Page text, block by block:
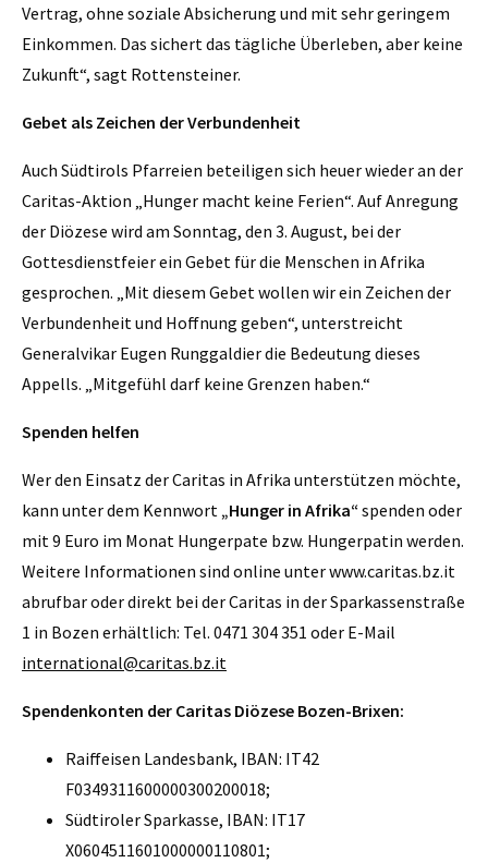
Vertrag, ohne soziale Absicherung und mit sehr geringem
Einkommen. Das sichert das tägliche Überleben, aber keine
Zukunft“, sagt Rottensteiner.
Gebet als Zeichen der Verbundenheit
Auch Südtirols Pfarreien beteiligen sich heuer wieder an der
Caritas-Aktion „Hunger macht keine Ferien“. Auf Anregung
der Diözese wird am Sonntag, den 3. August, bei der
Gottesdienstfeier ein Gebet für die Menschen in Afrika
gesprochen. „Mit diesem Gebet wollen wir ein Zeichen der
Verbundenheit und Hoffnung geben“, unterstreicht
Generalvikar Eugen Runggaldier die Bedeutung dieses
Appells. „Mitgefühl darf keine Grenzen haben.“
Spenden helfen
Wer den Einsatz der Caritas in Afrika unterstützen möchte,
kann unter dem Kennwort „Hunger in Afrika“spenden oder
mit 9 Euro im Monat Hungerpate bzw. Hungerpatin werden.
Weitere Informationen sind online unter www.caritas.bz.it
abrufbar oder direkt bei der Caritas in der Sparkassenstraße
1 in Bozen erhältlich: Tel. 0471 304 351 oder E-Mail
international@caritas.bz.it
Spendenkonten der Caritas Diözese Bozen-Brixen:
Raiffeisen Landesbank, IBAN: IT42
F0349311600000300200018;
Südtiroler Sparkasse, IBAN: IT17
X0604511601000000110801;